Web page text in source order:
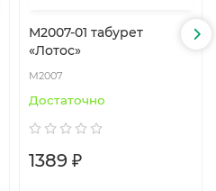
М2007-01 табурет
«Лотос»
М2007
Достаточно
1389 ₽